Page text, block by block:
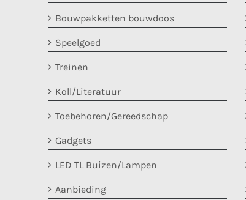
Bouwpakketten bouwdoos
Speelgoed
Treinen
Koll/Literatuur
Toebehoren/Gereedschap
Gadgets
LED TL Buizen/Lampen
Aanbieding